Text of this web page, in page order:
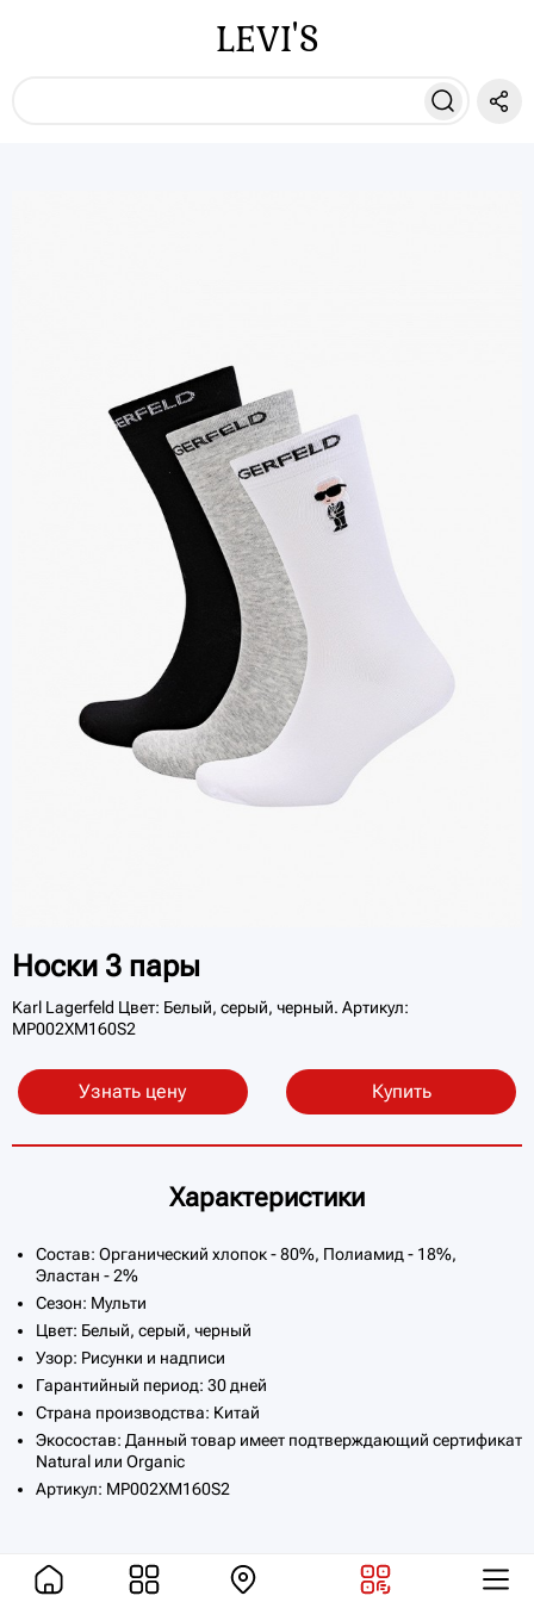
LEVI'S
Носки 3 пары
Karl Lagerfeld Цвет: Белый, серый, черный. Артикул:
MP002XM160S2
Узнать цену Купить
Характеристики
Состав: Органический хлопок - 80%, Полиамид - 18%,
Эластан - 2%
Сезон: Мульти
Цвет: Белый, серый, черный
Узор: Рисунки и надписи
Гарантийный период: 30 дней
Страна производства: Китай
Экосостав: Данный товар имеет подтверждающий сертификат
Natural или Organic
Артикул: MP002XM160S2